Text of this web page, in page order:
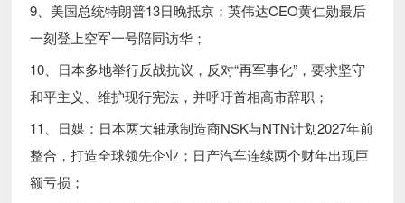
9、美国总统特朗普13日晚抵京；英伟达CEO黄仁勋最后
一刻登上空军一号陪同访华；
10、日本多地举行反战抗议，反对“再军事化”，要求坚守
和平主义、维护现行宪法，并呼吁首相高市辞职；
11、日媒：日本两大轴承制造商NSK与NTN计划2027年前
整合，打造全球领先企业；日产汽车连续两个财年出现巨
额亏损；